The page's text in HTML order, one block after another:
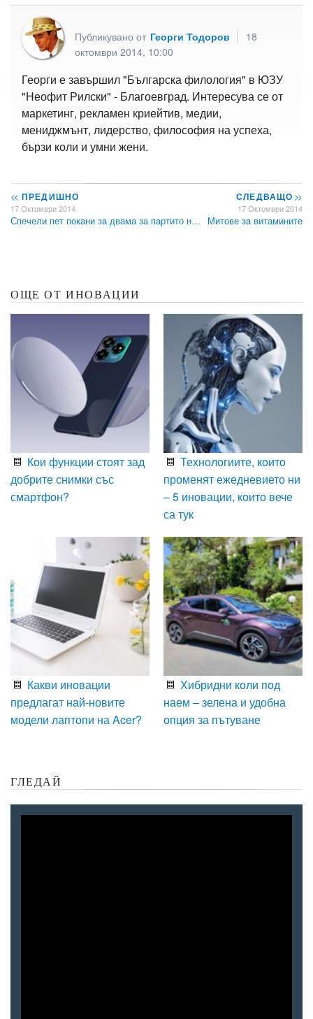
Публикувано от Георги Тодоров
18
октомври 2014, 10:00
Георги е завършил "Българска филология" в ЮЗУ
"Неофит Рилски" - Благоевград. Интересува се от
маркетинг, рекламен криейтив, медии,
мениджмънт, лидерство, философия на успеха,
бързи коли и умни жени.
<< ПРЕДИШНО
17 Октомври 2014
Спечели пет покани за двама за партито н…
СЛЕДВАЩО>>
17 Октомври 2014
Митове за витамините
ОЩЕ ОТ ИНОВАЦИИ
Кои функции стоят зад
добрите снимки със
смартфон?
Технологиите, които
променят ежедневието ни
– 5 иновации, които вече
са тук
Какви иновации
предлагат най-новите
модели лаптопи на Acer?
Хибридни коли под
наем – зелена и удобна
опция за пътуване
ГЛЕДАЙ